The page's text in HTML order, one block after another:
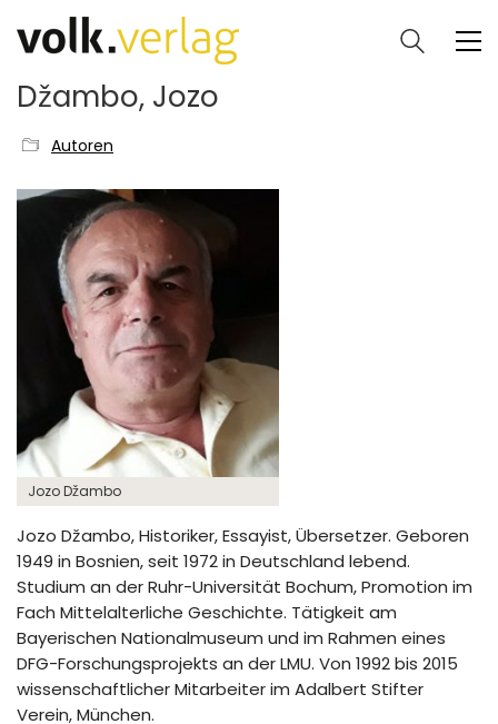
Džambo, Jozo
Autoren
Jozo Džambo
Jozo Džambo, Historiker, Essayist, Übersetzer. Geboren
1949 in Bosnien, seit 1972 in Deutschland lebend.
Studium an der Ruhr-Universität Bochum, Promotion im
Fach Mittelalterliche Geschichte. Tätigkeit am
Bayerischen Nationalmuseum und im Rahmen eines
DFG-Forschungsprojekts an der LMU. Von 1992 bis 2015
wissenschaftlicher Mitarbeiter im Adalbert Stifter
Verein, München.